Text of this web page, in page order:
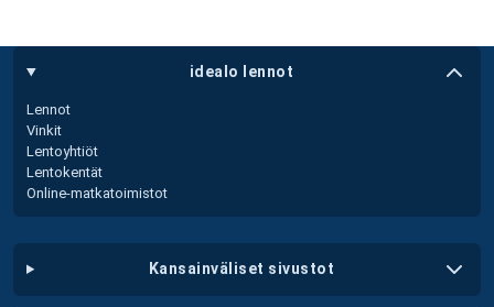
idealo lennot
Lennot
Vinkit
Lentoyhtiöt
Lentokentät
Online-matkatoimistot
kansainväliset sivustot